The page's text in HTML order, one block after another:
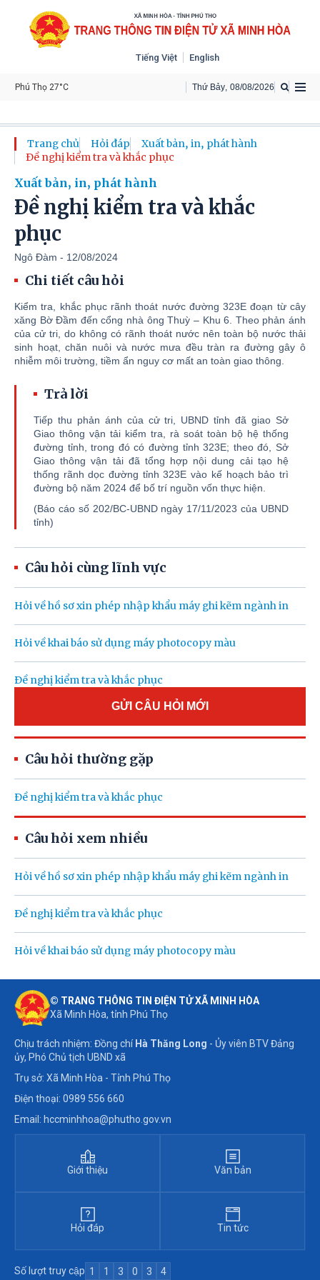
Tiếng Việt English
Thứ Bảy 08/08/2026
Phú Thọ 27°C
Trang chủ Hỏi đáp
Xuất bản, in, phát hành
Đề nghị kiểm tra và khắc phục
Xuất bản, in, phát hành
Đề nghị kiểm tra và khắc
phục
Ngô Đàm - 12/08/2024
Chi tiết câu hỏi
Kiểm tra, khắc phục rãnh thoát nước đường 323E đoạn từ cây
xăng Bờ Đầm đến cổng nhà ông Thuỳ – Khu 6. Theo phản ánh
của cử tri, do không có rãnh thoát nước nên toàn bộ nước thải
sinh hoạt, chăn nuôi và nước mưa đều tràn ra đường gây ô
nhiễm môi trường, tiềm ẩn nguy cơ mất an toàn giao thông.
Trả lời
Tiếp thu phản ánh của cử tri, UBND tỉnh đã giao Sở
Giao thông vận tải kiểm tra, rà soát toàn bộ hệ thống
đường tỉnh, trong đó có đường tỉnh 323E; theo đó, Sở
Giao thông vận tải đã tổng hợp nội dung cải tạo hệ
thống rãnh dọc đường tỉnh 323E vào kế hoạch bảo trì
đường bộ năm 2024 để bố trí nguồn vốn thực hiện.
(Báo cáo số 202/BC-UBND ngày 17/11/2023 của UBND
tỉnh)
Câu hỏi cùng lĩnh vực
Hỏi về hồ sơ xin phép nhập khẩu máy ghi kẽm ngành in
Hỏi về khai báo sử dụng máy photocopy màu
Đề nghị kiểm tra và khắc phục
GỬI CÂU HỎI MỚI
Câu hỏi thường gặp
Đề nghị kiểm tra và khắc phục
Câu hỏi xem nhiều
Hỏi về hồ sơ xin phép nhập khẩu máy ghi kẽm ngành in
Đề nghị kiểm tra và khắc phục
Hỏi về khai báo sử dụng máy photocopy màu
© TRANG THÔNG TIN ĐIỆN TỬ XÃ MINH HÒA
Xã Minh Hòa, tỉnh Phú Thọ
Chịu trách nhiệm: Đồng chí Hà Thăng Long - Ủy viên BTV Đảng
ủy, Phó Chủ tịch UBND xã
Trụ sở: Xã Minh Hòa - Tỉnh Phú Thọ
Điện thoại: 0989 556 660
Email: hccminhhoa@phutho.gov.vn
Giới thiệu Văn bản
Hỏi đáp Tin tức
Số lượt truy cập 1 1 3 0 3 4